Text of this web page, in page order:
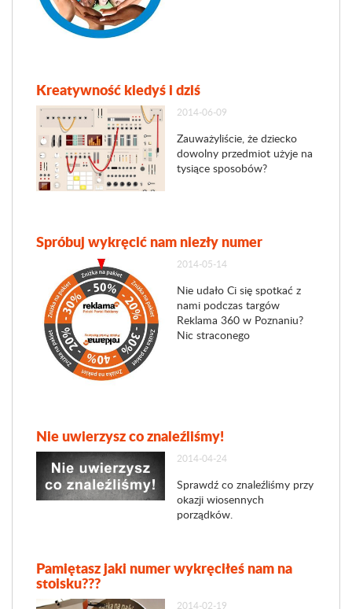
Kreatywność kiedyś i dziś
2014-06-09
Zauważyliście, że dziecko
dowolny przedmiot użyje na
tysiące sposobów?
Spróbuj wykręcić nam niezły numer
2014-05-14
Nie udało Ci się spotkać z
nami podczas targów
Reklama 360 w Poznaniu?
Nic straconego
Nie uwierzysz co znaleźliśmy!
2014-04-24
Sprawdź co znaleźliśmy przy
okazji wiosennych
porządków.
Pamiętasz jaki numer wykręciłeś nam na
stoisku???
2014-02-19